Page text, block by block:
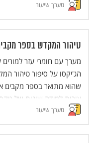
מערך שיעור
טיהור המקדש בספר
מערך עם חומרי עזר
הג'יקסו על סיפור טיהור
שהוא מתואר בספר מקבים
צורות למידה שונות של
לעבודה קבוצתית שבה לכל
חלק פעיל.
מסדרת מערכי השיעור
מערך שיעור